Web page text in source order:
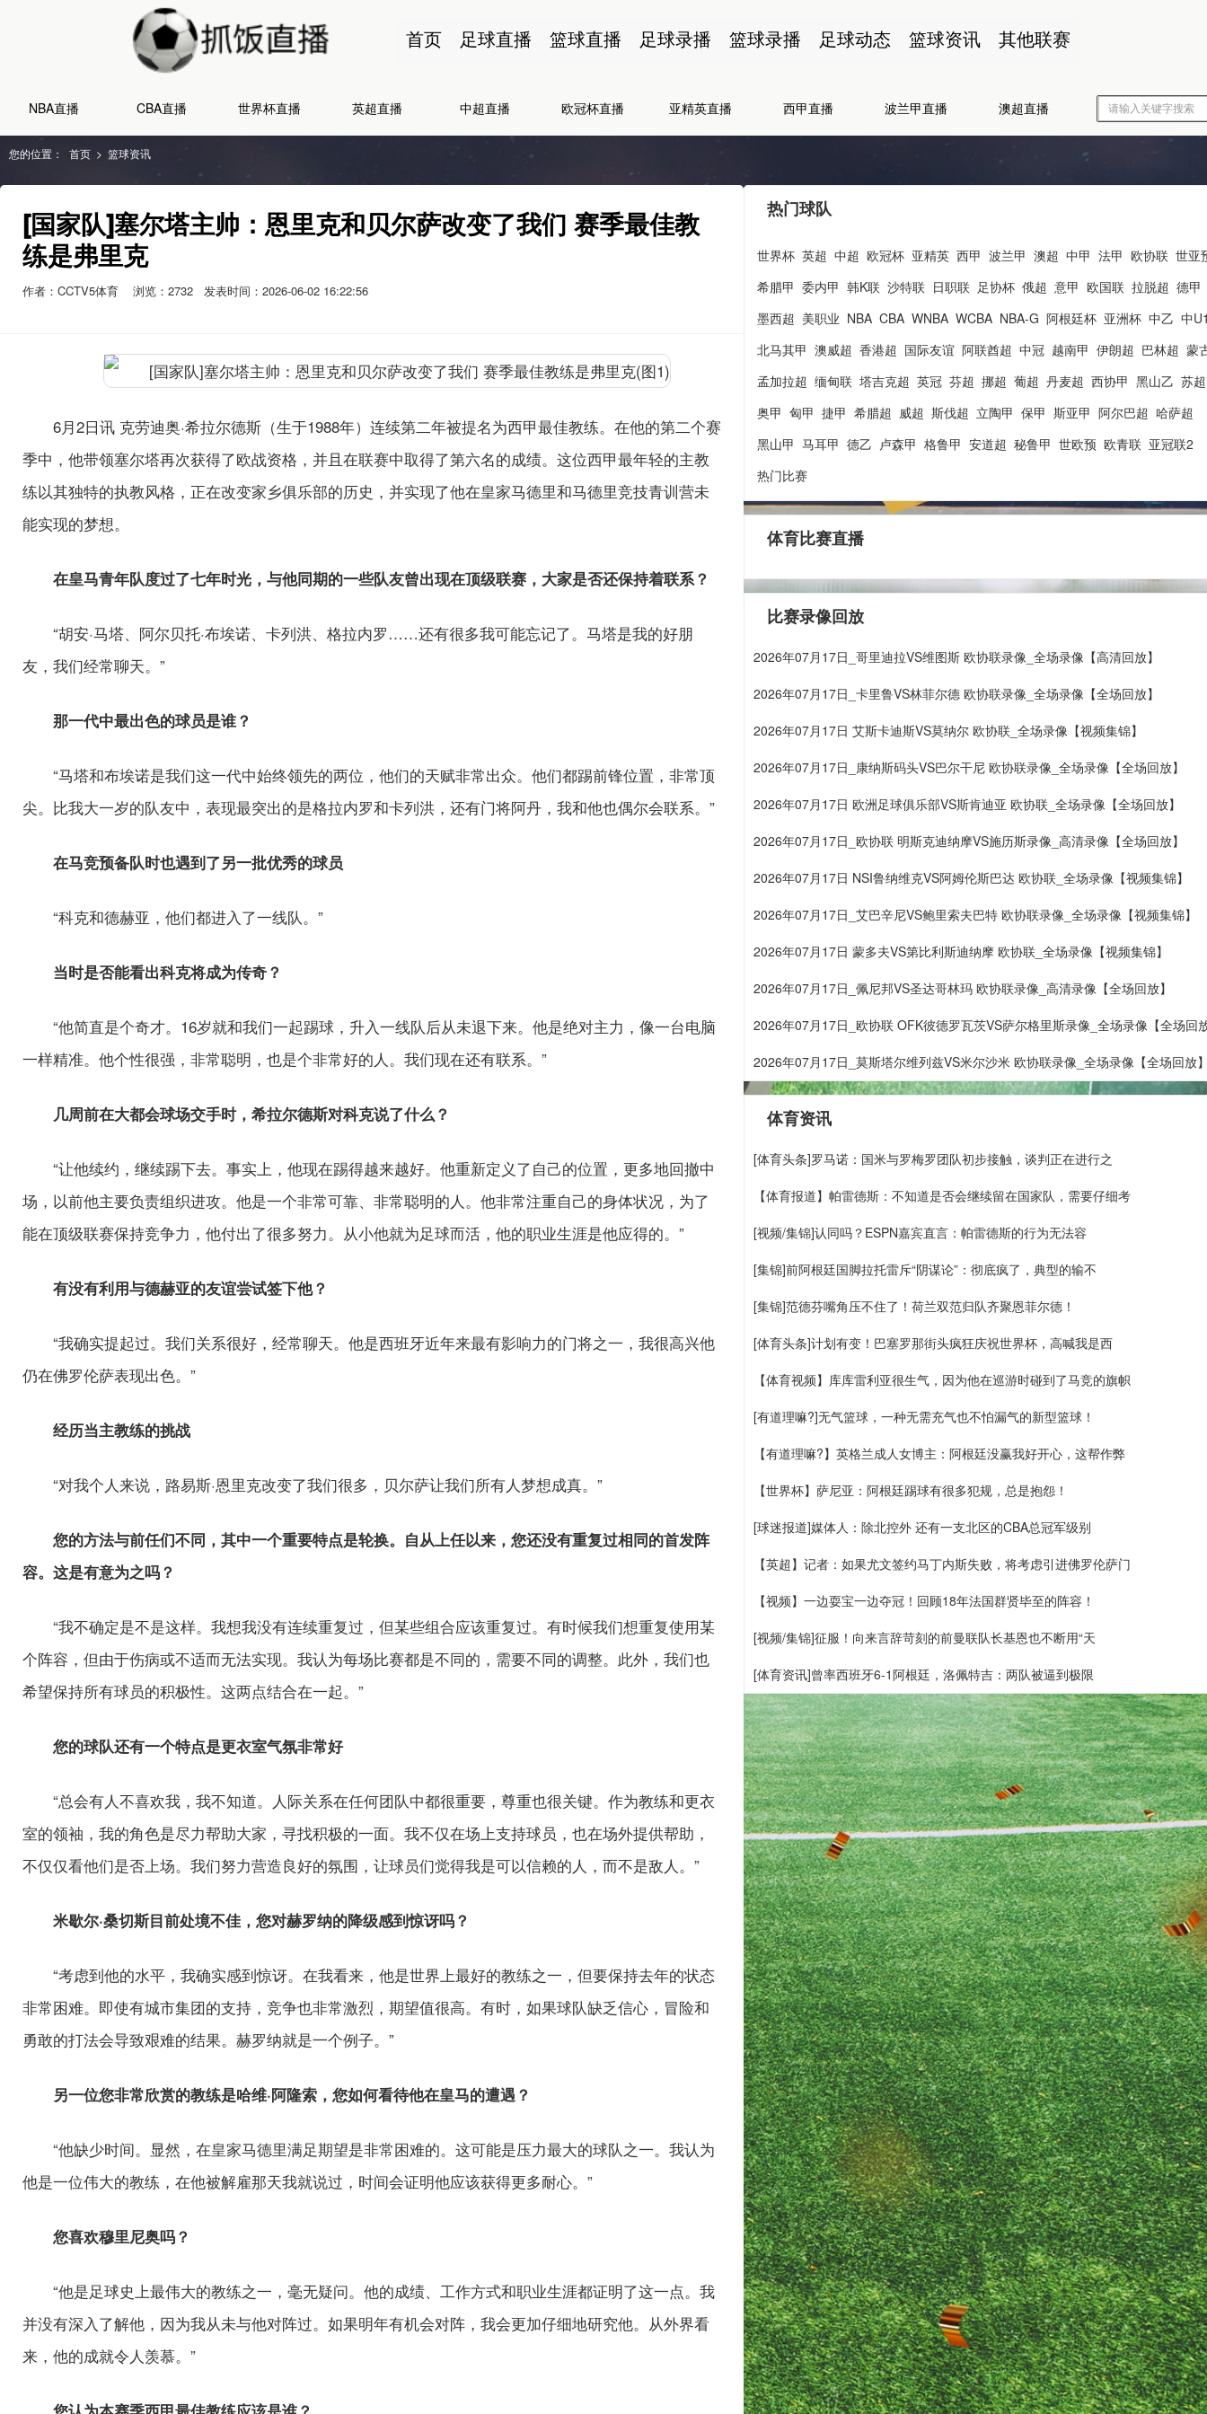
首页 足球直播 篮球直播 足球录播 篮球录播 足球动态 篮球资讯 其他联赛
NBA直播 CBA直播 世界杯直播 英超直播 中超直播 欧冠杯直播 亚精英直播 西甲直播 波兰甲直播 澳超直播
您的位置： 首页 > 篮球资讯
[国家队]塞尔塔主帅：恩里克和贝尔萨改变了我们 赛季最佳教
练是弗里克
作者：CCTV5体育 浏览： 2732 发表时间：2026-06-02 16:22:56
6月2日讯 克劳迪奥·希拉尔德斯（生于1988年）连续第二年被提名为西甲最佳教练。在他的第二个赛
季中，他带领塞尔塔再次获得了欧战资格，并且在联赛中取得了第六名的成绩。这位西甲最年轻的主教
练以其独特的执教风格，正在改变家乡俱乐部的历史，并实现了他在皇家马德里和马德里竞技青训营未
能实现的梦想。
在皇马青年队度过了七年时光，与他同期的一些队友曾出现在顶级联赛，大家是否还保持着联系？
“胡安·马塔、阿尔贝托·布埃诺、卡列洪、格拉内罗……还有很多我可能忘记了。马塔是我的好朋
友，我们经常聊天。”
那一代中最出色的球员是谁？
“马塔和布埃诺是我们这一代中始终领先的两位，他们的天赋非常出众。他们都踢前锋位置，非常顶
尖。比我大一岁的队友中，表现最突出的是格拉内罗和卡列洪，还有门将阿丹，我和他也偶尔会联系。”
在马竞预备队时也遇到了另一批优秀的球员
“科克和德赫亚，他们都进入了一线队。”
当时是否能看出科克将成为传奇？
“他简直是个奇才。16岁就和我们一起踢球，升入一线队后从未退下来。他是绝对主力，像一台电脑
一样精准。他个性很强，非常聪明，也是个非常好的人。我们现在还有联系。”
几周前在大都会球场交手时，希拉尔德斯对科克说了什么？
“让他续约，继续踢下去。事实上，他现在踢得越来越好。他重新定义了自己的位置，更多地回撤中
场，以前他主要负责组织进攻。他是一个非常可靠、非常聪明的人。他非常注重自己的身体状况，为了
能在顶级联赛保持竞争力，他付出了很多努力。从小他就为足球而活，他的职业生涯是他应得的。”
有没有利用与德赫亚的友谊尝试签下他？
“我确实提起过。我们关系很好，经常聊天。他是西班牙近年来最有影响力的门将之一，我很高兴他
仍在佛罗伦萨表现出色。”
经历当主教练的挑战
“对我个人来说，路易斯·恩里克改变了我们很多，贝尔萨让我们所有人梦想成真。”
您的方法与前任们不同，其中一个重要特点是轮换。自从上任以来，您还没有重复过相同的首发阵
容。这是有意为之吗？
“我不确定是不是这样。我想我没有连续重复过，但某些组合应该重复过。有时候我们想重复使用某
个阵容，但由于伤病或不适而无法实现。我认为每场比赛都是不同的，需要不同的调整。此外，我们也
希望保持所有球员的积极性。这两点结合在一起。”
您的球队还有一个特点是更衣室气氛非常好
“总会有人不喜欢我，我不知道。人际关系在任何团队中都很重要，尊重也很关键。作为教练和更衣
室的领袖，我的角色是尽力帮助大家，寻找积极的一面。我不仅在场上支持球员，也在场外提供帮助，
不仅仅看他们是否上场。我们努力营造良好的氛围，让球员们觉得我是可以信赖的人，而不是敌人。”
米歇尔·桑切斯目前处境不佳，您对赫罗纳的降级感到惊讶吗？
“考虑到他的水平，我确实感到惊讶。在我看来，他是世界上最好的教练之一，但要保持去年的状态
非常困难。即使有城市集团的支持，竞争也非常激烈，期望值很高。有时，如果球队缺乏信心，冒险和
勇敢的打法会导致艰难的结果。赫罗纳就是一个例子。”
另一位您非常欣赏的教练是哈维·阿隆索，您如何看待他在皇马的遭遇？
“他缺少时间。显然，在皇家马德里满足期望是非常困难的。这可能是压力最大的球队之一。我认为
他是一位伟大的教练，在他被解雇那天我就说过，时间会证明他应该获得更多耐心。”
您喜欢穆里尼奥吗？
“他是足球史上最伟大的教练之一，毫无疑问。他的成绩、工作方式和职业生涯都证明了这一点。我
并没有深入了解他，因为我从未与他对阵过。如果明年有机会对阵，我会更加仔细地研究他。从外界看
来，他的成就令人羡慕。”
热门球队
世界杯 英超 中超 欧冠杯 亚精英 西甲 波兰甲 澳超 中甲 法甲 欧协联 世亚
希腊甲 委内甲 韩K联 沙特联 日职联 足协杯 俄超 意甲 欧国联 拉脱超 德甲
墨西超 美职业 NBA CBA WNBA WCBA NBA-G 阿根廷杯 亚洲杯 中乙 中
北马其甲 澳威超 香港超 国际友谊 阿联酋超 中冠 越南甲 伊朗超 巴林超 蒙
孟加拉超 缅甸联 塔吉克超 英冠 芬超 挪超 葡超 丹麦超 西协甲 黑山乙 苏超
奥甲 匈甲 捷甲 希腊超 威超 斯伐超 立陶甲 保甲 斯亚甲 阿尔巴超 哈萨超
黑山甲 马耳甲 德乙 卢森甲 格鲁甲 安道超 秘鲁甲 世欧预 欧青联 亚冠联2
热门比赛
体育比赛直播
比赛录像回放
2026年07月17日_哥里迪拉VS维图斯 欧协联录像_全场录像【高清回放】
2026年07月17日_卡里鲁VS林菲尔德 欧协联录像_全场录像【全场回放】
2026年07月17日 艾斯卡迪斯VS莫纳尔 欧协联_全场录像【视频集锦】
2026年07月17日_康纳斯码头VS巴尔干尼 欧协联录像_全场录像【全场回放】
2026年07月17日 欧洲足球俱乐部VS斯肯迪亚 欧协联_全场录像【全场回放】
2026年07月17日_欧协联 明斯克迪纳摩VS施历斯录像_高清录像【全场回放】
2026年07月17日 NSI鲁纳维克VS阿姆伦斯巴达 欧协联_全场录像【视频集锦】
2026年07月17日_艾巴辛尼VS鲍里索夫巴特 欧协联录像_全场录像【视频集锦】
2026年07月17日 蒙多夫VS第比利斯迪纳摩 欧协联_全场录像【视频集锦】
2026年07月17日_佩尼邦VS圣达哥林玛 欧协联录像_高清录像【全场回放】
2026年07月17日_欧协联 OFK彼德罗瓦茨VS萨尔格里斯录像_全场录像【全场回
2026年07月17日_莫斯塔尔维列兹VS米尔沙米 欧协联录像_全场录像【全场回放
体育资讯
[体育头条]罗马诺：国米与罗梅罗团队初步接触，谈判正在进行之
【体育报道】帕雷德斯：不知道是否会继续留在国家队，需要仔细考
[视频/集锦]认同吗？ESPN嘉宾直言：帕雷德斯的行为无法容
[集锦]前阿根廷国脚拉托雷斥“阴谋论”：彻底疯了，典型的输不
[集锦]范德芬嘴角压不住了！荷兰双范归队齐聚恩菲尔德！
[体育头条]计划有变！巴塞罗那街头疯狂庆祝世界杯，高喊我是西
【体育视频】库库雷利亚很生气，因为他在巡游时碰到了马竞的旗帜
[有道理嘛?]无气篮球，一种无需充气也不怕漏气的新型篮球！
【有道理嘛?】英格兰成人女博主：阿根廷没赢我好开心，这帮作弊
【世界杯】萨尼亚：阿根廷踢球有很多犯规，总是抱怨！
[球迷报道]媒体人：除北控外 还有一支北区的CBA总冠军级别
【英超】记者：如果尤文签约马丁内斯失败，将考虑引进佛罗伦萨门
【视频】一边耍宝一边夺冠！回顾18年法国群贤毕至的阵容！
[视频/集锦]征服！向来言辞苛刻的前曼联队长基恩也不断用“天
[体育资讯]曾率西班牙6-1阿根廷，洛佩特吉：两队被逼到极限